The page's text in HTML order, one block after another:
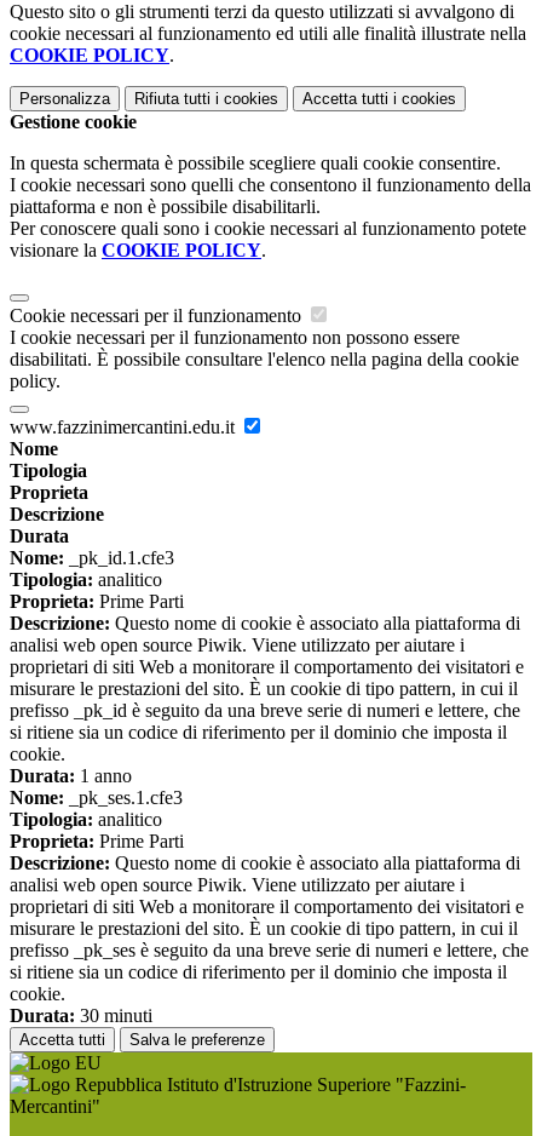
Questo sito o gli strumenti terzi da questo utilizzati si avvalgono di
cookie necessari al funzionamento ed utili alle finalità illustrate nella
COOKIE POLICY.
Personalizza Rifiuta tutti i cookies Accetta tutti i cookies
Gestione cookie
In questa schermata è possibile scegliere quali cookie consentire.
I cookie necessari sono quelli che consentono il funzionamento della
piattaforma e non è possibile disabilitarli.
Per conoscere quali sono i cookie necessari al funzionamento potete
visionare la COOKIE POLICY.
Cookie necessari per il funzionamento
I cookie necessari per il funzionamento non possono essere
disabilitati. È possibile consultare l'elenco nella pagina della cookie
policy.
www.fazzinimercantini.edu.it
Nome
Tipologia
Proprieta
Descrizione
Durata
Nome: _pk_id.1.cfe3
Tipologia: analitico
Proprieta: Prime Parti
Descrizione: Questo nome di cookie è associato alla piattaforma di
analisi web open source Piwik. Viene utilizzato per aiutare i
proprietari di siti Web a monitorare il comportamento dei visitatori e
misurare le prestazioni del sito. È un cookie di tipo pattern, in cui il
prefisso _pk_id è seguito da una breve serie di numeri e lettere, che
si ritiene sia un codice di riferimento per il dominio che imposta il
cookie.
Durata: 1 anno
Nome: _pk_ses.1.cfe3
Tipologia: analitico
Proprieta: Prime Parti
Descrizione: Questo nome di cookie è associato alla piattaforma di
analisi web open source Piwik. Viene utilizzato per aiutare i
proprietari di siti Web a monitorare il comportamento dei visitatori e
misurare le prestazioni del sito. È un cookie di tipo pattern, in cui il
prefisso _pk_ses è seguito da una breve serie di numeri e lettere, che
si ritiene sia un codice di riferimento per il dominio che imposta il
cookie.
Durata: 30 minuti
Accetta tutti Salva le preferenze
Istituto d'Istruzione Superiore "Fazzini-
Mercantini"